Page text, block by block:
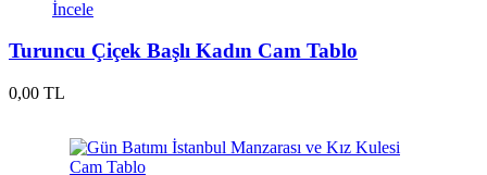
İncele
Turuncu Çiçek Başlı Kadın Cam Tablo
0,00 TL